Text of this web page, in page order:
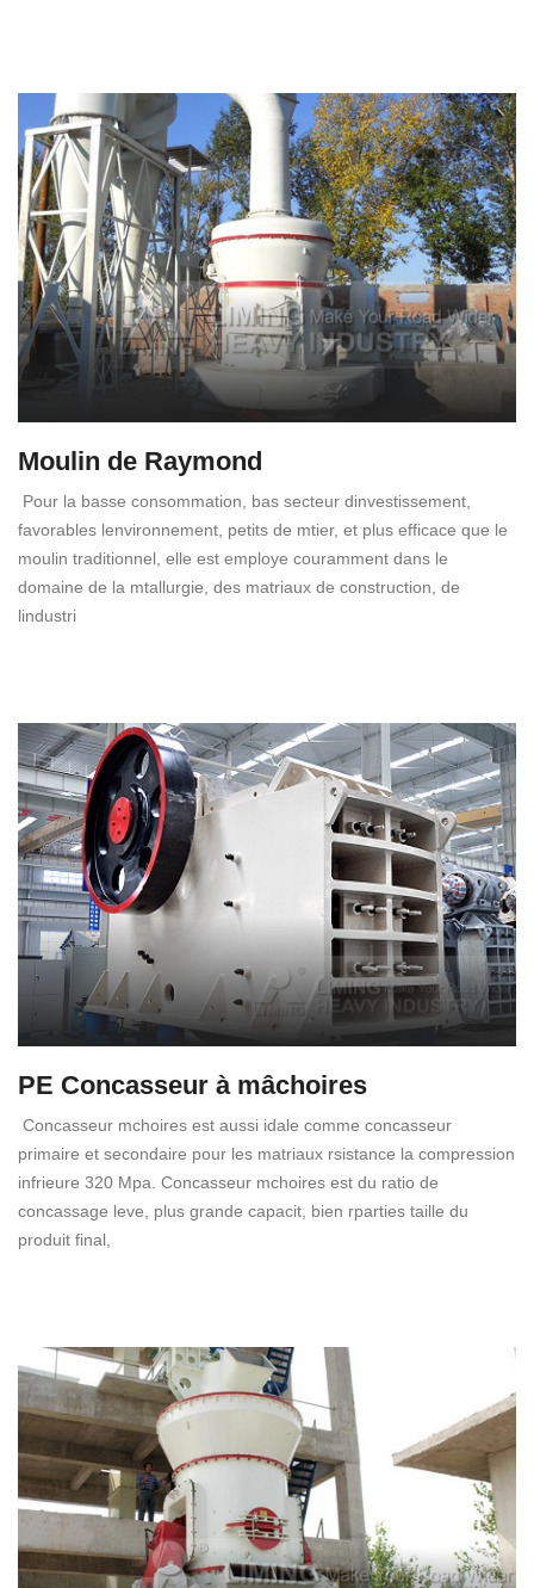
Moulin de Raymond
Pour la basse consommation, bas secteur dinvestissement,
favorables lenvironnement, petits de mtier, et plus efficace que le
moulin traditionnel, elle est employe couramment dans le
domaine de la mtallurgie, des matriaux de construction, de
lindustri
PE Concasseur à mâchoires
Concasseur mchoires est aussi idale comme concasseur
primaire et secondaire pour les matriaux rsistance la compression
infrieure 320 Mpa. Concasseur mchoires est du ratio de
concassage leve, plus grande capacit, bien rparties taille du
produit final,